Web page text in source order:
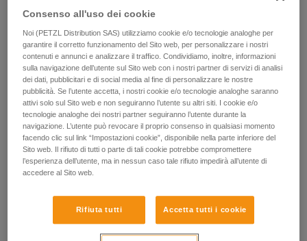
Consenso all'uso dei cookie
Noi (PETZL Distribution SAS) utilizziamo cookie e/o tecnologie analoghe per
garantire il corretto funzionamento del Sito web, per personalizzare i nostri
contenuti e annunci e analizzare il traffico. Condividiamo, inoltre, informazioni
sulla navigazione dell’utente sul Sito web con i nostri partner di servizi di analisi
dei dati, pubblicitari e di social media al fine di personalizzare le nostre
pubblicità. Se l’utente accetta, i nostri cookie e/o tecnologie analoghe saranno
attivi solo sul Sito web e non seguiranno l’utente su altri siti. I cookie e/o
tecnologie analoghe dei nostri partner seguiranno l’utente durante la
navigazione. L’utente può revocare il proprio consenso in qualsiasi momento
facendo clic sul link “Impostazioni cookie”, disponibile nella parte inferiore del
Sito web. Il rifiuto di tutti o parte di tali cookie potrebbe compromettere
l’esperienza dell’utente, ma in nessun caso tale rifiuto impedirà all’utente di
accedere al Sito web.
Rifiuta tutti Accetta tutti i cookie